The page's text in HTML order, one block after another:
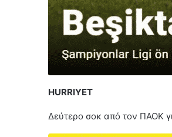
ΗURRIYET
Δεύτερο σοκ από τον ΠΑΟΚ